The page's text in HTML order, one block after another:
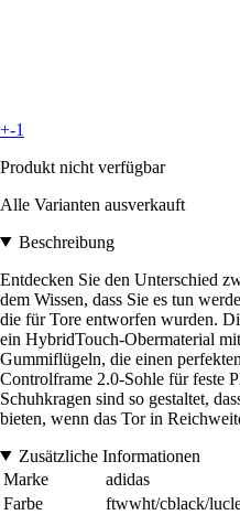
+-1
Produkt nicht verfügbar
Alle Varianten ausverkauft
Beschreibung
Entdecken Sie den Unterschied
dem Wissen, dass Sie es tun
die für Tore entworfen wurden.
ein HybridTouch-Obermaterial
Gummiflügeln, die einen
Controlframe 2.0-Sohle für feste
Schuhkragen sind so gestaltet,
bieten, wenn das Tor in
Zusätzliche Informationen
Marke
adidas
Farbe
ftwwht/cblack/